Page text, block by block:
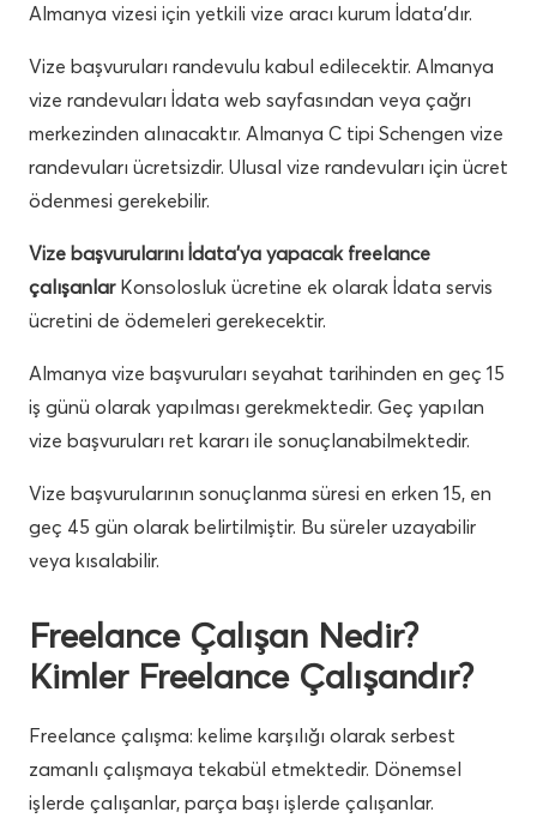
Almanya vizesi için yetkili vize aracı kurum İdata’dır.
Vize başvuruları randevulu kabul edilecektir. Almanya
vize randevuları İdata web sayfasından veya çağrı
merkezinden alınacaktır. Almanya C tipi Schengen vize
randevuları ücretsizdir. Ulusal vize randevuları için ücret
ödenmesi gerekebilir.
Vize başvurularını İdata’ya yapacak freelance
çalışanlarKonsolosluk ücretine ek olarak İdata servis
ücretini de ödemeleri gerekecektir.
Almanya vize başvuruları seyahat tarihinden en geç 15
iş günü olarak yapılması gerekmektedir. Geç yapılan
vize başvuruları ret kararı ile sonuçlanabilmektedir.
Vize başvurularının sonuçlanma süresi en erken 15, en
geç 45 gün olarak belirtilmiştir. Bu süreler uzayabilir
veya kısalabilir.
Freelance Çalışan Nedir?
Kimler Freelance Çalışandır?
Freelance çalışma: kelime karşılığı olarak serbest
zamanlı çalışmaya tekabül etmektedir. Dönemsel
işlerde çalışanlar, parça başı işlerde çalışanlar.